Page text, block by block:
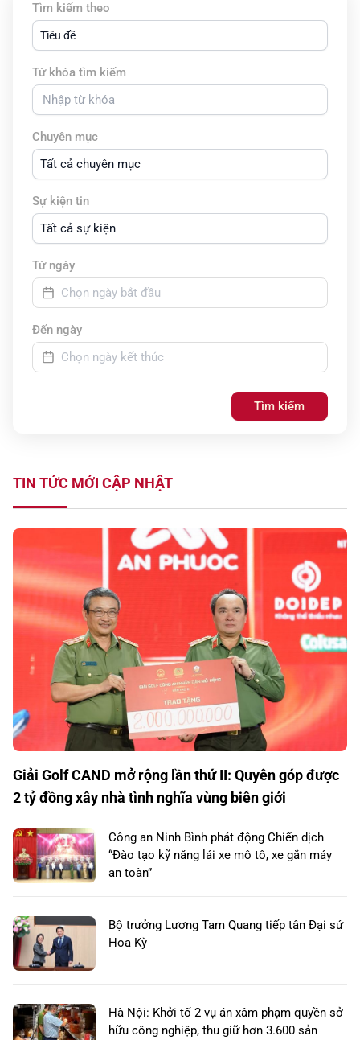
Tìm kiếm theo
Tiêu đề
Từ khóa tìm kiếm
Chuyên mục
Tất cả chuyên mục
Sự kiện tin
Tất cả sự kiện
Từ ngày
Đến ngày
Tìm kiếm
TIN TỨC MỚI CẬP NHẬT
Giải Golf CAND mở rộng lần thứ II: Quyên góp được
2 tỷ đồng xây nhà tình nghĩa vùng biên giới
Công an Ninh Bình phát động Chiến dịch
“Đào tạo kỹ năng lái xe mô tô, xe gắn máy
an toàn”
Bộ trưởng Lương Tam Quang tiếp tân Đại sứ
Hoa Kỳ
Hà Nội: Khởi tố 2 vụ án xâm phạm quyền sở
hữu công nghiệp, thu giữ hơn 3.600 sản